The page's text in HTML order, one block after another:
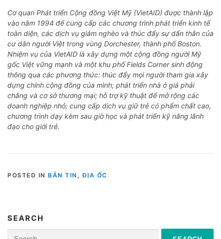
Cơ quan Phát triển Cộng đồng Việt Mỹ (VietAID) được thành lập
vào năm 1994 để cung cấp các chương trình phát triển kinh tế
toàn diện, các dịch vụ giảm nghèo và thúc đẩy sự dấn thân của
cư dân người Việt trong vùng Dorchester, thành phố Boston.
Nhiệm vụ của VietAID là xây dựng một cộng đồng người Mỹ
gốc Việt vững mạnh và một khu phố Fields Corner sinh động
thông qua các phương thức: thúc đẩy mọi người tham gia xây
dựng chính cộng đồng của mình; phát triển nhà ở giá phải
chăng và cơ sở thương mại; hỗ trợ kỹ thuật để mở rộng các
doanh nghiệp nhỏ; cung cấp dịch vụ giữ trẻ có phẩm chất cao,
chương trình dạy kèm sau giờ học và phát triển kỹ năng lãnh
đạo cho giới trẻ.
POSTED IN BẢN TIN ,ĐỊA ỐC
SEARCH